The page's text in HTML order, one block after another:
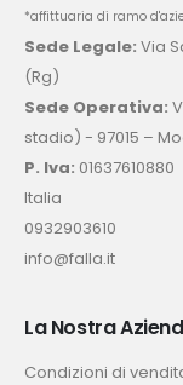
*affittuaria di ramo
Sede Legale: Via
(Rg)
Sede Operativa:
stadio) - 97015 –
P. Iva: 01637610880
Italia
0932903610
info@falla.it
La Nostra
Condizioni di